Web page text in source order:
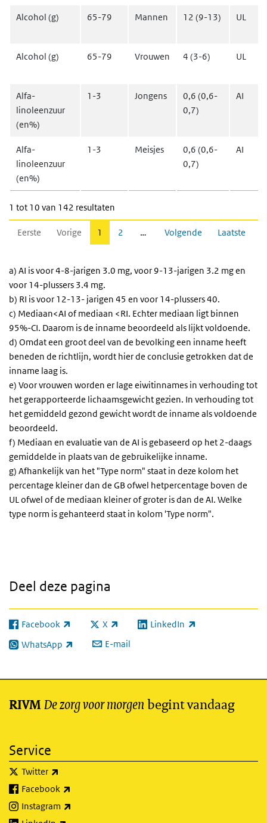
Alcohol (g) 65-79 Mannen 12 (9-13) UL
Alcohol (g) 65-79 Vrouwen 4 (3-6) UL
Alfa-
linoleenzuur
(en%)
1-3 Jongens
0,6 (0,6-
0,7)
AI
Alfa-
linoleenzuur
(en%)
1-3 Meisjes
0,6 (0,6-
0,7)
AI
1 tot 10 van 142 resultaten
Eerste Vorige 1 2 … Volgende Laatste
a) AI is voor 4-8-jarigen 3.0 mg, voor 9-13-jarigen 3.2 mg en
voor 14-plussers 3.4 mg.
b) RI is voor 12-13- jarigen 45 en voor 14-plussers 40.
c) Mediaan<AI of mediaan <RI. Echter mediaan ligt binnen
95%-CI. Daarom is de inname beoordeeld als lijkt voldoende.
d) Omdat een groot deel van de bevolking een inname heeft
beneden de richtlijn, wordt hier de conclusie getrokken dat de
inname laag is.
e) Voor vrouwen worden er lage eiwitinnames in verhouding tot
het gerapporteerde lichaamsgewicht gezien. In verhouding tot
het gemiddeld gezond gewicht wordt de inname als voldoende
beoordeeld.
f) Mediaan en evaluatie van de AI is gebaseerd op het 2-daags
gemiddelde in plaats van de gebruikelijke inname.
g) Afhankelijk van het "Type norm" staat in deze kolom het
percentage kleiner dan de GB ofwel hetpercentage boven de
UL ofwel of de mediaan kleiner of groter is dan de AI. Welke
type norm is gehanteerd staat in kolom 'Type norm".
Deel deze pagina
Facebook
(externe link) X
(externe link) LinkedIn
(externe link)
WhatsApp
(externe link) E-mail
RIVM De zorg voor morgen begint vandaag
Service
Twitter
Facebook
Instagram